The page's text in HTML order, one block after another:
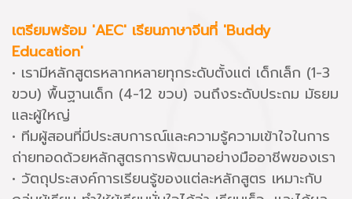
เตรียมพร้อม 'AEC' เรียนภาษาจีนที่ 'Buddy
Education'
• เรามีหลักสูตรหลากหลายทุกระดับตั้งแต่ เด็กเล็ก (1-3
ขวบ) พื้นฐานเด็ก (4-12 ขวบ) จนถึงระดับประถม มัธยม
และผู้ใหญ่
• ทีมผู้สอนที่มีประสบการณ์และความรู้ความเข้าใจในการ
ถ่ายทอดด้วยหลักสูตรการพัฒนาอย่างมืออาชีพของเรา
• วัตถุประสงค์การเรียนรู้ของแต่ละหลักสูตร เหมาะกับ